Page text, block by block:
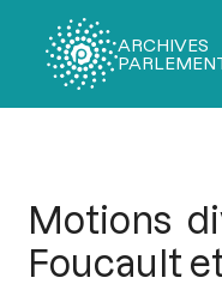
ARCHIVES
Motions
Foucault